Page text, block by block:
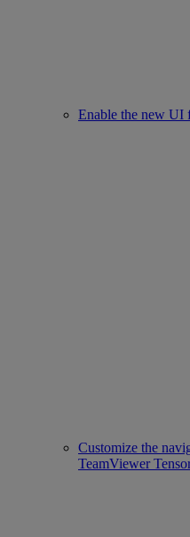
Enable the new UI
Customize the
TeamViewer